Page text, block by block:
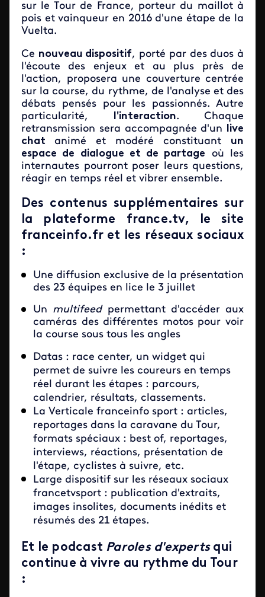
sur le Tour de France, porteur du maillot à
pois et vainqueur en 2016 d'une étape de la
Vuelta.
Ce nouveau dispositif, porté par des duos à
l'écoute des enjeux et au plus près de
l'action, proposera une couverture centrée
sur la course, du rythme, de l'analyse et des
débats pensés pour les passionnés. Autre
particularité, l'interaction. Chaque
retransmission sera accompagnée d'un live
chat animé et modéré constituant un
espace de dialogue et de partage où les
internautes pourront poser leurs questions,
réagir en temps réel et vibrer ensemble.
Des contenus supplémentaires sur
la plateforme france.tv, le site
franceinfo.fr et les réseaux sociaux
:
Une diffusion exclusive de la présentation
des 23 équipes en lice le 3 juillet
Un multifeed permettant d'accéder aux
caméras des différentes motos pour voir
la course sous tous les angles
Datas : race center, un widget qui
permet de suivre les coureurs en temps
réel durant les étapes : parcours,
calendrier, résultats, classements.
La Verticale franceinfo sport : articles,
reportages dans la caravane du Tour,
formats spéciaux : best of, reportages,
interviews, réactions, présentation de
l'étape, cyclistes à suivre, etc.
Large dispositif sur les réseaux sociaux
francetvsport : publication d'extraits,
images insolites, documents inédits et
résumés des 21 étapes.
Et le podcast Paroles d'expertsqui
continue à vivre au rythme du Tour
: